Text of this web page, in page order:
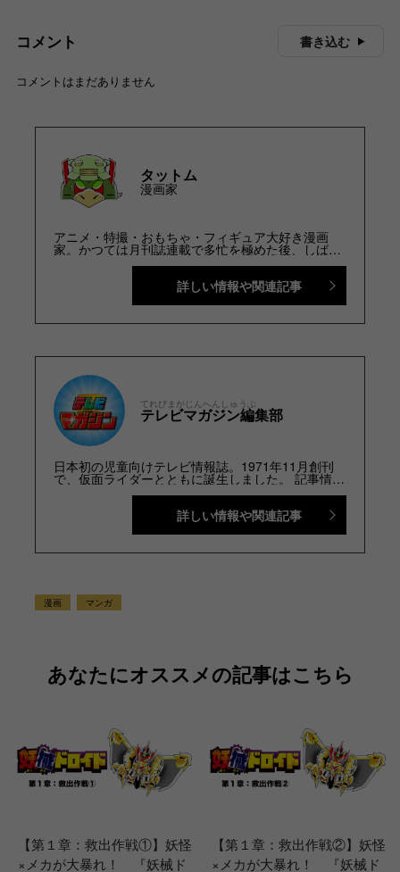
コメント 書き込む
コメントはまだありません
タットム
漫画家
アニメ・特撮・おもちゃ・フィギュア大好き漫画
家。かつては月刊誌連載で多忙を極めた後、しばし
の休息をとっていたが、新作のアイディアを得て再
詳しい情報や関連記事
てれびまがじんへんしゅうぶ
テレビマガジン編集部
日本初の児童向けテレビ情報誌。1971年11月創刊
で、仮面ライダーとともに誕生しました。 記事情報
と付録の詳細は、YouTubeの『テレビマガジン 公
児童・少年・少女向け雑誌の中では、『なかよし』
『たのしい幼稚園』『週刊少年マガジン』『別冊フ
レンド』に次いで歴史が長い雑誌です。 【SNS】
X（旧Twitter）：@tele_maga Instagram：＠
詳しい情報や関連記事
漫画 マンガ
あなたにオススメの記事はこちら
【第１章：救出作戦①】妖怪
×メカが大暴れ！ 『妖械ド
【第１章：救出作戦②】妖怪
×メカが大暴れ！ 『妖械ド